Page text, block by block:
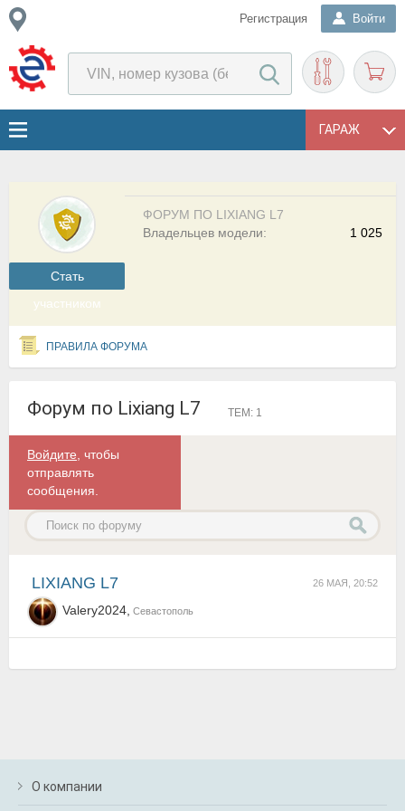
Регистрация Войти
ГАРАЖ
Cтать
участником
ФОРУМ ПО LIXIANG L7
1 025
Владельцев модели:
ПРАВИЛА ФОРУМА
Форум по Lixiang L7 ТЕМ: 1
Войдите , чтобы
отправлять
сообщения.
26 МАЯ, 20:52
LIXIANG L7
Valery2024, Севастополь
О компании